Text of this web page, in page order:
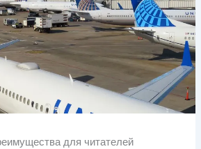
для читателей